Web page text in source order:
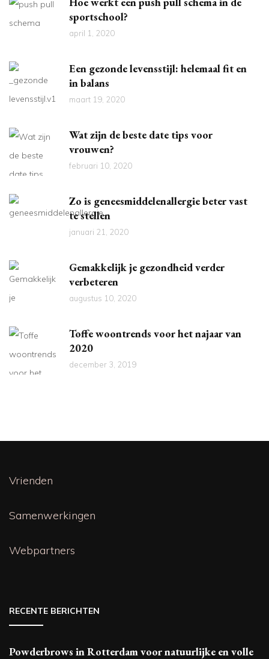
sportschool?
april 1, 2020
Een gezonde levensstijl: helemaal fit en
in balans
maart 19, 2020
Wat zijn de beste date tips voor
vrouwen?
februari 10, 2020
Zo is geneesmiddelenallergie beter vast
te stellen
januari 21, 2020
Gemakkelijk je gezondheid verder
verbeteren
augustus 10, 2020
Toffe woontrends voor het najaar van
2020
december 3, 2019
Vrienden
Samenwerkingen
Webpartners
RECENTE BERICHTEN
Powderbrows in Rotterdam voor natuurlijke en volle